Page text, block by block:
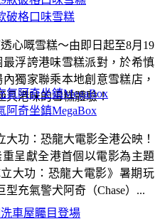
破格口味雪糕
心嘅雪糕～由即日起至8月19
浮誇港味雪糕派對，於希慎
獨家聯乘本地創意雪糕店，
具港味的雪糕體驗！
阿奇坐鎮MegaBox
功：恐龍大電影全港公映！
重呈獻全港首個以電影為主題
大功：恐龍大電影》暑期玩
充氣警犬阿奇（Chase）...